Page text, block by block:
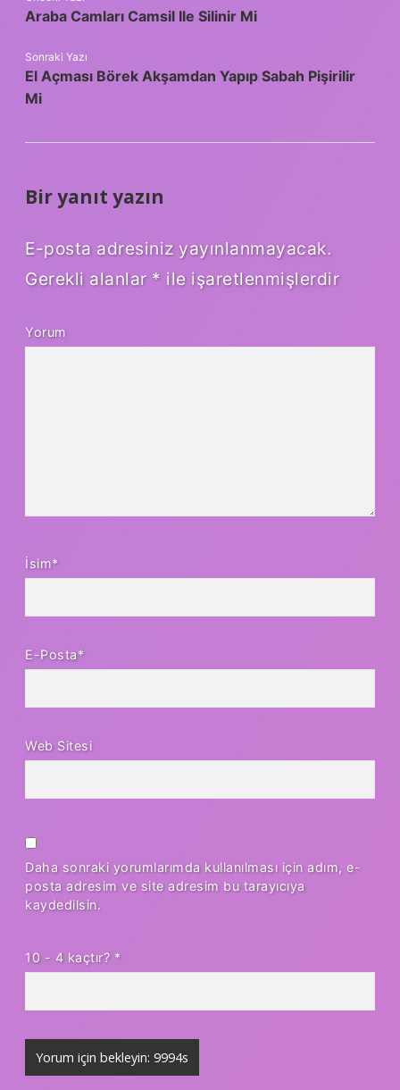
Araba Camları Camsil Ile Silinir Mi
Sonraki Yazı
El Açması Börek Akşamdan Yapıp Sabah Pişirilir
Mi
Bir yanıt yazın
E-posta adresiniz yayınlanmayacak.
Gerekli alanlar * ile işaretlenmişlerdir
Yorum
İsim*
E-Posta*
Web Sitesi
Daha sonraki yorumlarımda kullanılması için adım, e-
posta adresim ve site adresim bu tarayıcıya
kaydedilsin.
10 - 4 kaçtır? *